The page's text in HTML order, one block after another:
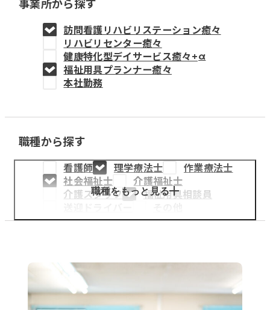
教育事業
姫路中央こども園
姫路中央保育園
採用情報
医療・介護事業
募集職種
お知らせ
訪問看護リハビリステーション癒々
リハビリセンター癒々
健康特化型デイサービス癒々+α
福祉用具プランナー癒々
本社勤務
職種から探す
看護師 理学療法士
作業療法士
社会福祉士
介護福祉士
介護スタッフ
福祉用具相談員
職種をもっと見る